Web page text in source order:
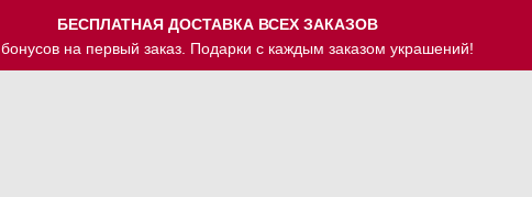
БЕСПЛАТНАЯ ДОСТАВКА ВСЕХ ЗАКАЗОВ
бонусов на первый заказ. Подарки с каждым заказом украшений!